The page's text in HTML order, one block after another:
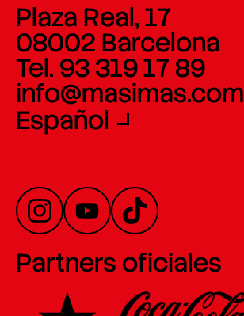
Plaza Real, 17
08002 Barcelona
Tel. 93 319 17 89
info@masimas.com
Español
Partners oficiales